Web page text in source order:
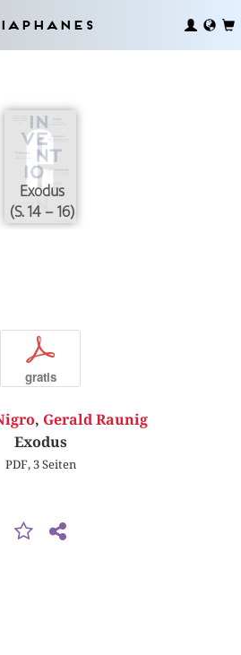
Exodus
(S. 14 – 16)
p
gratis
, Gerald Raunig
Exodus
PDF, 3 Seiten